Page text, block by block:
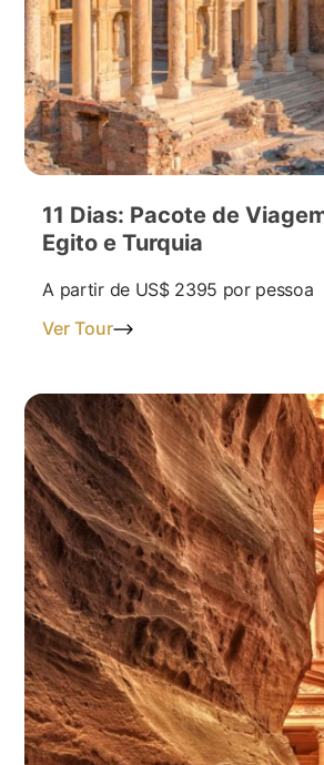
11 Dias: Pacote de
Egito e Turquia
A partir de US$ 2395 por pessoa
Ver Tour